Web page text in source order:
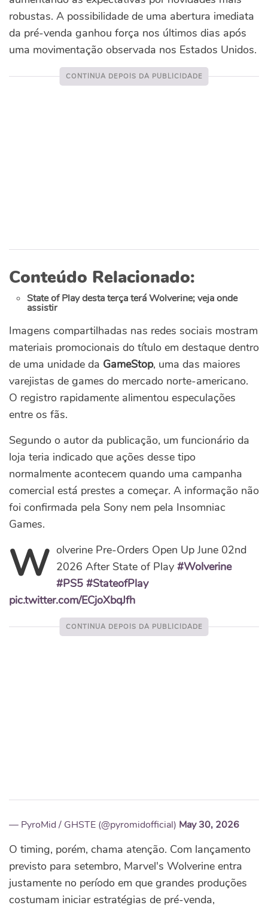
robustas. A possibilidade de uma abertura imediata
da pré-venda ganhou força nos últimos dias após
uma movimentação observada nos Estados Unidos.
Conteúdo Relacionado:
State of Play desta terça terá Wolverine; veja onde
assistir
Imagens compartilhadas nas redes sociais mostram
materiais promocionais do título em destaque dentro
de uma unidade da GameStop, uma das maiores
varejistas de games do mercado norte-americano.
O registro rapidamente alimentou especulações
entre os fãs.
Segundo o autor da publicação, um funcionário da
loja teria indicado que ações desse tipo
normalmente acontecem quando uma campanha
comercial está prestes a começar. A informação não
foi confirmada pela Sony nem pela Insomniac
Games.
Wolverine Pre-Orders Open Up June 02nd
2026 After State of Play#Wolverine
#PS5 #StateofPlay
pic.twitter.com/ECjoXbqJfh
— PyroMid / GHSTE (@pyromidofficial) May 30, 2026
O timing, porém, chama atenção. Com lançamento
previsto para setembro, Marvel's Wolverine entra
justamente no período em que grandes produções
costumam iniciar estratégias de pré-venda,